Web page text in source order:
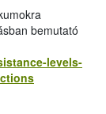
bemutató
levels-